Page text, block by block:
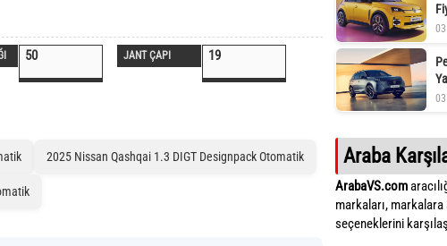
50 JANT ÇAPI 19
2025 Nissan Qashqai 1.3 DIGT Designpack Otomatik Araba
ArabaVS.com
markaları,
seçeneklerini